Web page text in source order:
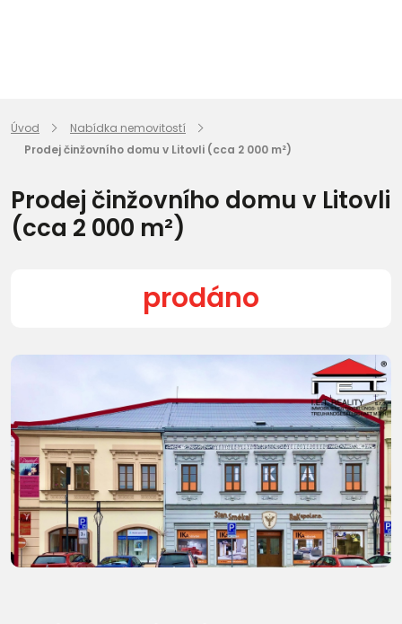
Úvod
Nabídka nemovitostí
Prodej činžovního domu v Litovli (cca 2 000 m²)
Prodej činžovního domu v Litovli
(cca 2 000 m²)
prodáno
Další fotografie (24)